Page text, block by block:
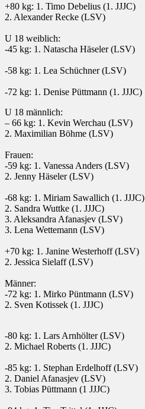
+80 kg: 1. Timo Debelius (1. JJJC)
2. Alexander Recke (LSV)
U 18 weiblich:
-45 kg: 1. Natascha Häseler (LSV)
-58 kg: 1. Lea Schüchner (LSV)
-72 kg: 1. Denise Püttmann (1. JJJC)
U 18 männlich:
– 66 kg: 1. Kevin Werchau (LSV)
2. Maximilian Böhme (LSV)
Frauen:
-59 kg: 1. Vanessa Anders (LSV)
2. Jenny Häseler (LSV)
-68 kg: 1. Miriam Sawallich (1. JJJC)
2. Sandra Wuttke (1. JJJC)
3. Aleksandra Afanasjev (LSV)
3. Lena Wettemann (LSV)
+70 kg: 1. Janine Westerhoff (LSV)
2. Jessica Sielaff (LSV)
Männer:
-72 kg: 1. Mirko Püntmann (LSV)
2. Sven Kotissek (1. JJJC)
-80 kg: 1. Lars Arnhölter (LSV)
2. Michael Roberts (1. JJJC)
-85 kg: 1. Stephan Erdelhoff (LSV)
2. Daniel Afanasjev (LSV)
3. Tobias Püttmann (1 JJJC)